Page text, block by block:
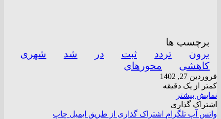
برچسب ها
برون
تردد ثبت در شد
شهری
کاهشی
محورهای
فروردین 27, 1402
کمتر از یک دقیقه
نمایش بیشتر
اشتراک گذاری
واتس آپ تلگرام اشتراک گذاری از طریق ایمیل چاپ